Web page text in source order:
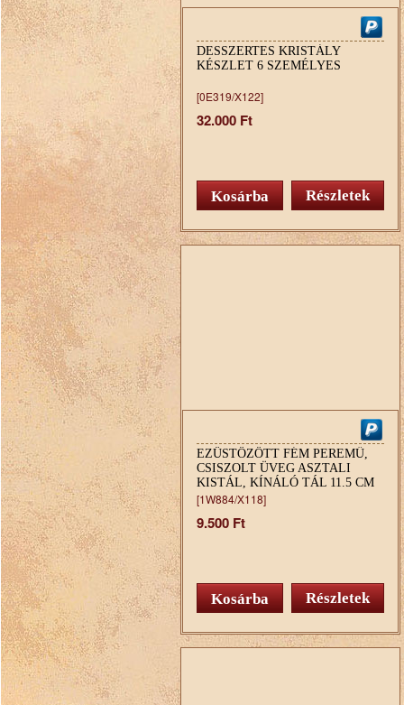
DESSZERTES KRISTÁLY
KÉSZLET 6 SZEMÉLYES
[0E319/X122]
32.000 Ft
Részletek
EZÜSTÖZÖTT FÉM PEREMŰ,
CSISZOLT ÜVEG ASZTALI
KISTÁL, KÍNÁLÓ TÁL 11.5 CM
[1W884/X118]
9.500 Ft
Részletek